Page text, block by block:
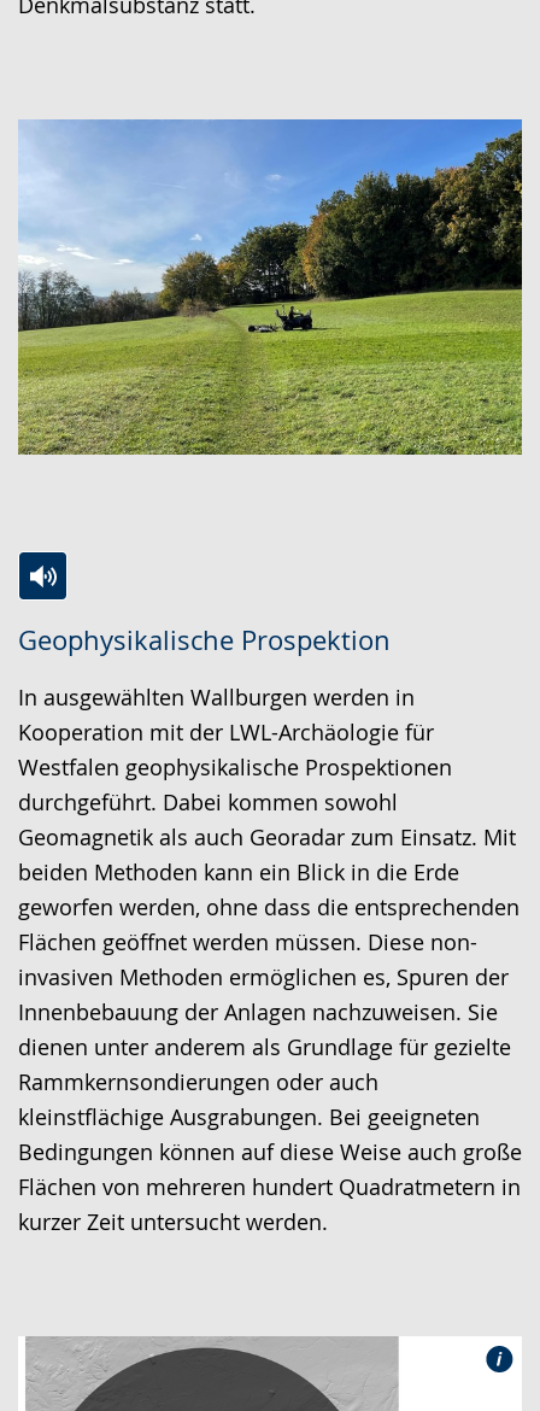
Geophysikalische Prospektion
Leichten
Sprache
wechseln.
Audio-
Unterstützung.
Video
in
Deutscher
Gebärdensprache
wird
angezeigt.
In ausgewählten Wallburgen werden in
Kooperation mit der LWL-Archäologie für
Westfalen geophysikalische Prospektionen
durchgeführt. Dabei kommen sowohl
Geomagnetik als auch Georadar zum Einsatz. Mit
beiden Methoden kann ein Blick in die Erde
geworfen werden, ohne dass die entsprechenden
Flächen geöffnet werden müssen. Diese non-
invasiven Methoden ermöglichen es, Spuren der
Innenbebauung der Anlagen nachzuweisen. Sie
dienen unter anderem als Grundlage für gezielte
Rammkernsondierungen oder auch
kleinstflächige Ausgrabungen. Bei geeigneten
Bedingungen können auf diese Weise auch große
Flächen von mehreren hundert Quadratmetern in
kurzer Zeit untersucht werden.